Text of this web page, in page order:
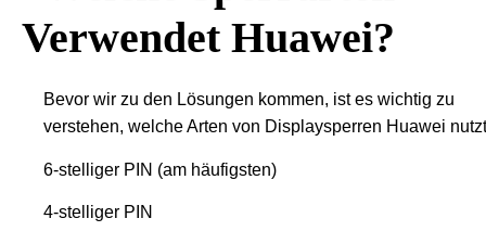
Verwendet Huawei?
Bevor wir zu den Lösungen kommen, ist es wichtig zu
verstehen, welche Arten von Displaysperren Huawei
6-stelliger PIN (am häufigsten)
4-stelliger PIN